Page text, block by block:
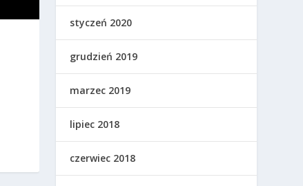
styczeń 2020
grudzień 2019
marzec 2019
lipiec 2018
czerwiec 2018